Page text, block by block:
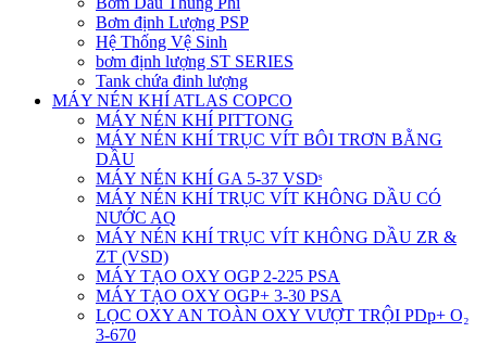
Bơm định Lượng PSP
Hệ Thống Vệ Sinh
bơm định lượng ST SERIES
Tank chứa đinh lượng
MÁY NÉN KHÍ ATLAS COPCO
MÁY NÉN KHÍ PITTONG
MÁY NÉN KHÍ TRỤC VÍT BÔI TRƠN BẰNG
DẦU
MÁY NÉN KHÍ GA 5-37 VSDˢ
MÁY NÉN KHÍ TRỤC VÍT KHÔNG DẦU CÓ
NƯỚC AQ
MÁY NÉN KHÍ TRỤC VÍT KHÔNG DẦU ZR &
ZT (VSD)
MÁY TẠO OXY OGP 2-225 PSA
MÁY TẠO OXY OGP+ 3-30 PSA
LỌC OXY AN TOÀN OXY VƯỢT TRỘI PDp+ O₂
3-670